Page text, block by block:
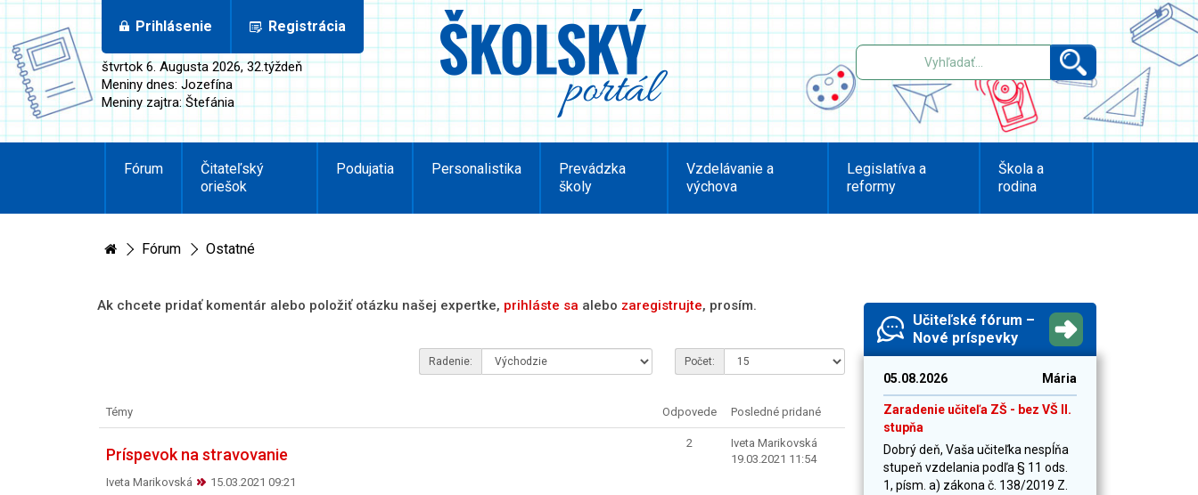
Prihlásenie Registrácia
štvrtok 6. Augusta 2026, 32.týždeň
Meniny dnes: Jozefína
Meniny zajtra: Štefánia
Fórum
Čitateľský
oriešok
Podujatia Personalistika
Prevádzka
školy
Vzdelávanie a
výchova
Legislatíva a
reformy
Škola a
rodina
Fórum Ostatné
Ak chcete pridať komentár alebo položiť otázku našej expertke, prihláste sa alebo zaregistrujte, prosím.
Radenie: Počet:
Témy Odpovede Posledné pridané
Príspevok na stravovanie
Iveta Marikovská 15.03.2021 09:21
2
Iveta Marikovská
19.03.2021 11:54
Učiteľské fórum –
Nové príspevky
05.08.2026 Mária
Zaradenie učiteľa ZŠ - bez VŠ II.
stupňa
Dobrý deň, Vaša učiteľka nespĺňa
stupeň vzdelania podľa § 11 ods.
1, písm. a) zákona č. 138/2019 Z.